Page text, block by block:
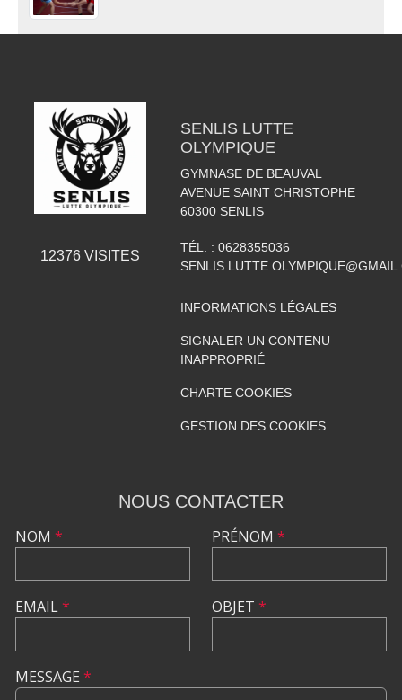
12376VISITES
SENLIS LUTTE
OLYMPIQUE
GYMNASE DE BEAUVAL
AVENUE SAINT CHRISTOPHE
60300 SENLIS
TÉL. : 0628355036
INFORMATIONS LÉGALES
SIGNALER UN CONTENU
INAPPROPRIÉ
CHARTE COOKIES
GESTION DES COOKIES
NOUS CONTACTER
NOM *
EMAIL*
PRÉNOM *
OBJET *
MESSAGE *